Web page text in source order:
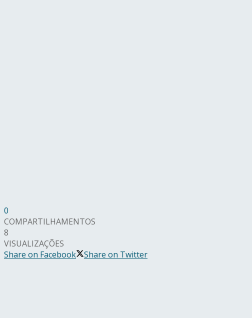
0
COMPARTILHAMENTOS
8
VISUALIZAÇÕES
Share on Facebook
Share on Twitter